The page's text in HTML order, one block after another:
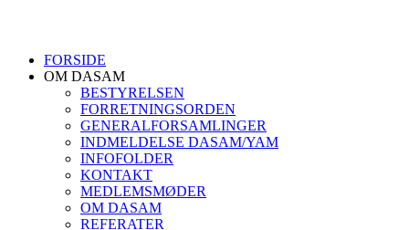
FORSIDE
OM DASAM
BESTYRELSEN
FORRETNINGSORDEN
GENERALFORSAMLINGER
INDMELDELSE DASAM/YAM
INFOFOLDER
KONTAKT
MEDLEMSMØDER
OM DASAM
REFERATER